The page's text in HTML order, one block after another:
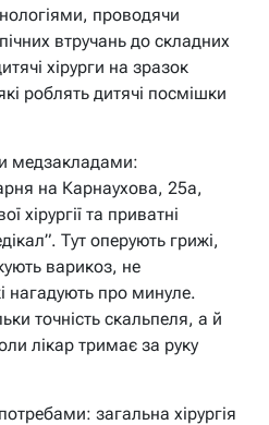
проводячи
втручань до складних
хірурги на зразок
роблять дитячі посмішки
медзакладами:
на Карнаухова, 25а,
хірургії та приватні
Тут оперують грижі,
варикоз, не
про минуле.
точність скальпеля, а й
лікар тримає за руку
загальна хірургія